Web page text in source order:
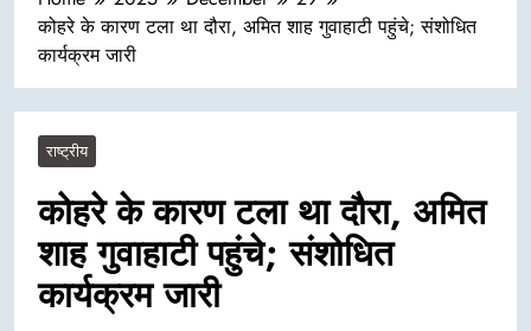
कोहरे के कारण टला था दौरा, अमित शाह गुवाहाटी पहुंचे; संशोधित
कार्यक्रम जारी
राष्ट्रीय
कोहरे के कारण टला था दौरा, अमित
शाह गुवाहाटी पहुंचे; संशोधित
कार्यक्रम जारी